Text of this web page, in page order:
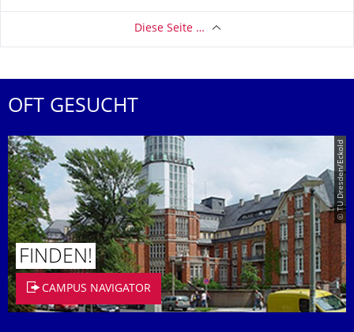
Diese Seite …
OFT GESUCHT
© TU Dresden/Eckold
FINDEN!
CAMPUS NAVIGATOR